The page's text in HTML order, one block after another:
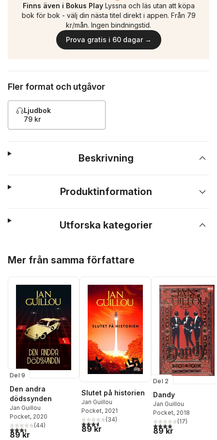
Finns även i Bokus Play Lyssna och läs utan att köpa
bok för bok - välj din nästa titel direkt i appen. Från 79
kr/mån. Ingen bindningstid.
Prova gratis i 60 dagar →
Fler format och utgåvor
Ljudbok
79 kr
Beskrivning
Produktinformation
Utforska kategorier
Mer från samma författare
Del 9
Den andra
dödssynden
Jan Guillou
Pocket, 2020
3,4utav 5 stjärnor. Totalt antal röster:
(44)
89 kr
Slutet på historien
Jan Guillou
Pocket, 2021
3,6utav 5 stjärnor. Totalt antal röster:
(34)
89 kr
Del 2
Dandy
Jan Guillou
Pocket, 2018
3,9utav 5 stjärnor.
(17)
89 kr